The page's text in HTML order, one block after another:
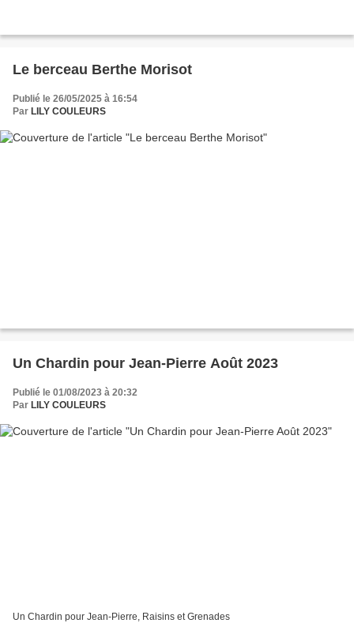
Le berceau Berthe Morisot
Publié le 26/05/2025 à 16:54
Par LILY COULEURS
Un Chardin pour Jean-Pierre Août 2023
Publié le 01/08/2023 à 20:32
Par LILY COULEURS
Un Chardin pour Jean-Pierre, Raisins et Grenades